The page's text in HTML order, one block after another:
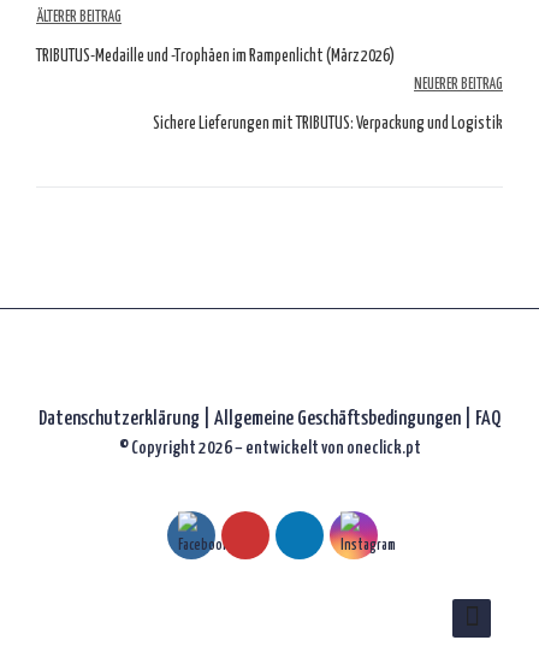
Artikelübersicht
ÄLTERER BEITRAG
TRIBUTUS-Medaille und -Trophäen im Rampenlicht (März 2026)
NEUERER BEITRAG
Sichere Lieferungen mit TRIBUTUS: Verpackung und Logistik
Datenschutzerklärung Allgemeine Geschäftsbedingungen | FAQ
© Copyright 2026 – entwickelt von oneclick.pt